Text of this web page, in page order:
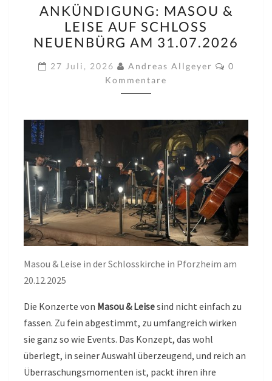
MASOU
&
LEISE
AUF
SCHLOSS
NEUENBÜRG
31.07.2026
ANKÜNDIGUNG: MASOU &
LEISE AUF SCHLOSS
NEUENBÜRG AM 31.07.2026
27 Juli, 2026 Andreas Allgeyer
0
Kommentare
Masou & Leise in der Schlosskirche in Pforzheim am
20.12.2025
Die Konzerte von Masou & Leisesind nicht einfach zu
fassen. Zu fein abgestimmt, zu umfangreich wirken
sie ganz so wie Events. Das Konzept, das wohl
überlegt, in seiner Auswahl überzeugend, und reich an
Überraschungsmomenten ist, packt ihren ihre